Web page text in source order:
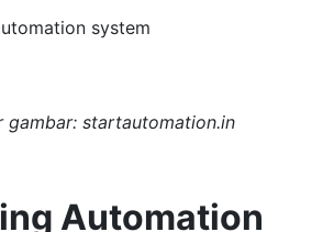
gambar: startautomation.in
Automation